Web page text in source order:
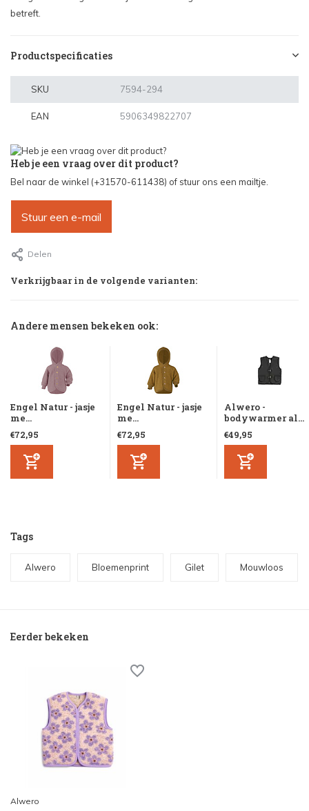
betreft.
Productspecificaties
SKU 7594-294
EAN 5906349822707
Heb je een vraag over dit product?
Bel naar de winkel (+31570-611438) of stuur ons een mailtje.
Stuur een e-mail
Delen
Verkrijgbaar in de volgende varianten:
Andere mensen bekeken ook:
Engel Natur - jasje
me...
€72,95
Engel Natur - jasje
me...
€72,95
Alwero -
bodywarmer al...
€49,95
Tags
Alwero Bloemenprint Gilet Mouwloos
Eerder bekeken
Alwero